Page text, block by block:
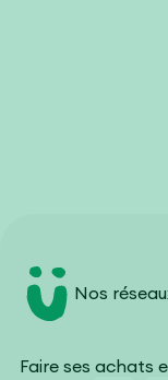
Nos
Faire ses achats